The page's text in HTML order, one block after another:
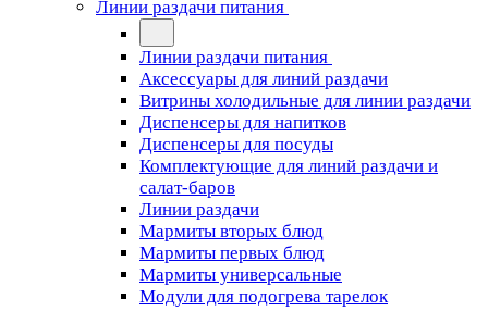
Линии раздачи питания
Линии раздачи питания
Аксессуары для линий раздачи
Витрины холодильные для линии раздачи
Диспенсеры для напитков
Диспенсеры для посуды
Комплектующие для линий раздачи и
салат-баров
Линии раздачи
Мармиты вторых блюд
Мармиты первых блюд
Мармиты универсальные
Модули для подогрева тарелок